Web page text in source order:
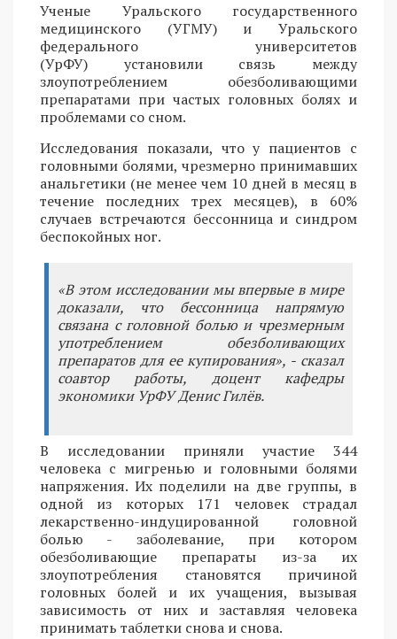
Ученые Уральского государственного
медицинского (УГМУ) и Уральского
федерального университетов
(УрФУ) установили связь между
злоупотреблением обезболивающими
препаратами при частых головных болях и
проблемами со сном.
Исследования показали, что у пациентов с
головными болями, чрезмерно принимавших
анальгетики (не менее чем 10 дней в месяц в
течение последних трех месяцев), в 60%
случаев встречаются бессонница и синдром
беспокойных ног.
«В этом исследовании мы впервые в мире
доказали, что бессонница напрямую
связана с головной болью и чрезмерным
употреблением обезболивающих
препаратов для ее купирования», - сказал
соавтор работы, доцент кафедры
экономики УрФУ Денис Гилёв.
В исследовании приняли участие 344
человека с мигренью и головными болями
напряжения. Их поделили на две группы, в
одной из которых 171 человек страдал
лекарственно-индуцированной головной
болью - заболевание, при котором
обезболивающие препараты из-за их
злоупотребления становятся причиной
головных болей и их учащения, вызывая
зависимость от них и заставляя человека
принимать таблетки снова и снова.